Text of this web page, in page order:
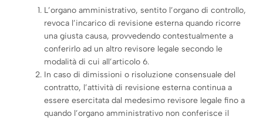
L’organo amministrativo, sentito l’organo di controllo,
revoca l’incarico di revisione esterna quando ricorre
una giusta causa, provvedendo contestualmente a
conferirlo ad un altro revisore legale secondo le
modalità di cui all’articolo 6.
In caso di dimissioni o risoluzione consensuale del
contratto, l’attività di revisione esterna continua a
essere esercitata dal medesimo revisore legale fino a
quando l’organo amministrativo non conferisce il